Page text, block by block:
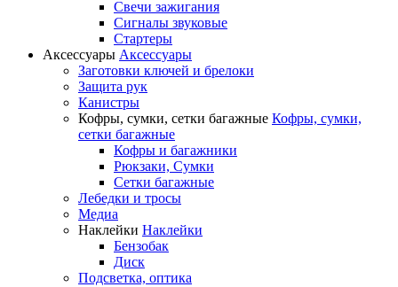
Свечи зажигания
Сигналы звуковые
Стартеры
Аксессуары Аксессуары
Заготовки ключей и брелоки
Защита рук
Канистры
Кофры, сумки, сетки багажные Кофры, сумки,
сетки багажные
Кофры и багажники
Рюкзаки, Сумки
Сетки багажные
Лебедки и тросы
Медиа
Наклейки Наклейки
Бензобак
Диск
Подсветка, оптика